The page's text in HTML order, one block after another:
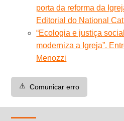
porta da reforma da
Editorial do National
“Ecologia e justiça
moderniza a Igreja”.
Menozzi
⚠️ Comunicar erro